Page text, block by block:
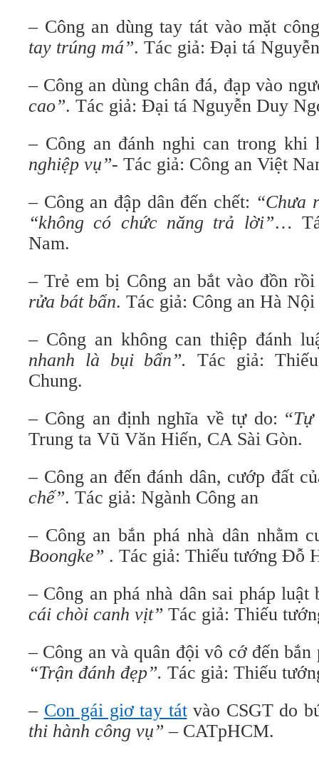
– Công an dùng tay tát vào mặt
tay trúng má”. Tác giả: Đại tá
– Công an dùng chân đá, đạp vào
cao”. Tác giả: Đại tá Nguyễn Duy
– Công an đánh nghi can trong
nghiệp vụ”- Tác giả: Công an Việt
– Công an đập dân đến chết: “Chưa
“không có chức năng trả lời”…
Nam.
– Trẻ em bị Công an bắt vào đồn
rửa bát bẩn. Tác giả: Công an Hà Nội
– Công an không can thiệp đánh
nhanh là bụi bẩn”.Tác giả:
Chung.
– Công an định nghĩa về tự do: “
Trung ta Vũ Văn Hiến, CA Sài Gòn.
– Công an đến đánh dân, cướp đất
chế”. Tác giả: Ngành Công an
– Công an bắn phá nhà dân nhằm
Boongke” . Tác giả: Thiếu tướng Đỗ
– Công an phá nhà dân sai pháp
cái chòi canh vịt” Tác giả: Thiếu
– Công an và quân đội vô cớ đến bắn
“Trận đánh đẹp”. Tác giả: Thiếu
– Con gái giơ tay tátvào CSGT do
thi hành công vụ” – CATpHCM.